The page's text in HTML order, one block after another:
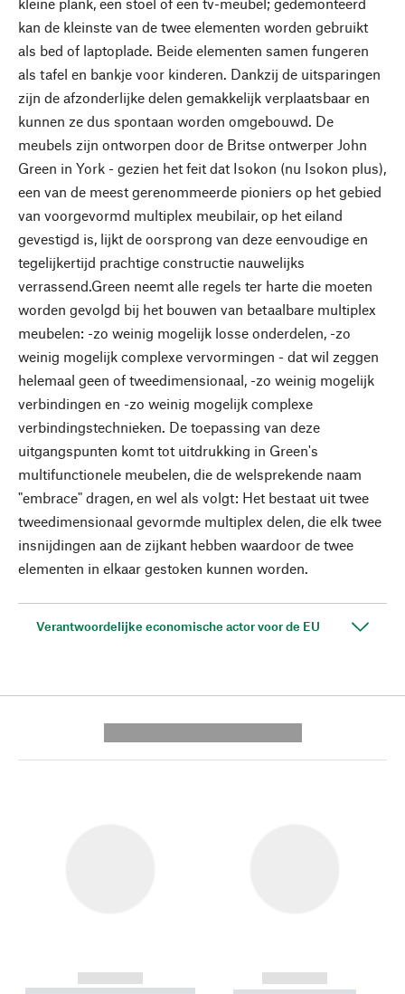
kan de kleinste van de twee elementen worden gebruikt
als bed of laptoplade. Beide elementen samen fungeren
als tafel en bankje voor kinderen. Dankzij de uitsparingen
zijn de afzonderlijke delen gemakkelijk verplaatsbaar en
kunnen ze dus spontaan worden omgebouwd. De
meubels zijn ontworpen door de Britse ontwerper John
Green in York - gezien het feit dat Isokon (nu Isokon plus),
een van de meest gerenommeerde pioniers op het gebied
van voorgevormd multiplex meubilair, op het eiland
gevestigd is, lijkt de oorsprong van deze eenvoudige en
tegelijkertijd prachtige constructie nauwelijks
verrassend.Green neemt alle regels ter harte die moeten
worden gevolgd bij het bouwen van betaalbare multiplex
meubelen: -zo weinig mogelijk losse onderdelen, -zo
weinig mogelijk complexe vervormingen - dat wil zeggen
helemaal geen of tweedimensionaal, -zo weinig mogelijk
verbindingen en -zo weinig mogelijk complexe
verbindingstechnieken. De toepassing van deze
uitgangspunten komt tot uitdrukking in Green's
multifunctionele meubelen, die de welsprekende naam
"embrace" dragen, en wel als volgt: Het bestaat uit twee
tweedimensionaal gevormde multiplex delen, die elk twee
insnijdingen aan de zijkant hebben waardoor de twee
elementen in elkaar gestoken kunnen worden.
Verantwoordelijke economische actor voor de EU
------------
------------